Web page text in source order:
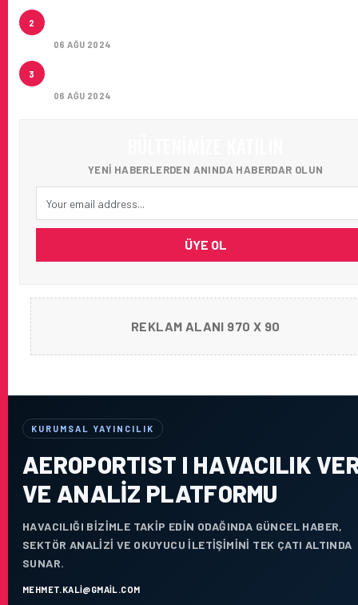
2
06 AĞU 2024
3
06 AĞU 2024
YENI HABERLERDEN ANINDA HABERDAR OLUN
ÜYE OL
REKLAM ALANI 970 X 90
KURUMSAL YAYINCILIK
AEROPORTIST I HAVACILIK
VE ANALIZ PLATFORMU
HAVACILIĞI BIZIMLE TAKIP EDIN ODAĞINDA GÜNCEL HABER,
SEKTÖR ANALIZI VE OKUYUCU ILETIŞIMINI TEK ÇATI ALTINDA
SUNAR.
MEHMET.KALI@GMAIL.COM